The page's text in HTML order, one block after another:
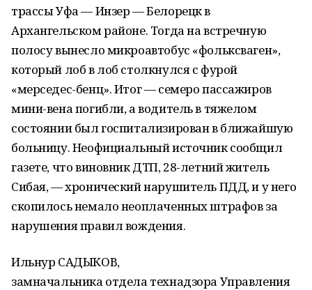
трассы Уфа — Инзер — Белорецк в
Архангельском районе. Тогда на встречную
полосу вынесло микроавтобус «фольксваген»,
который лоб в лоб столкнулся с фурой
«мерседес-бенц». Итог — семеро пассажиров
мини-вена погибли, а водитель в тяжелом
состоянии был госпитализирован в ближайшую
больницу. Неофициальный источник сообщил
газете, что виновник ДТП, 28-летний житель
Сибая, — хронический нарушитель ПДД, и у него
скопилось немало неоплаченных штрафов за
нарушения правил вождения.
Ильнур САДЫКОВ,
замначальника отдела технадзора Управления